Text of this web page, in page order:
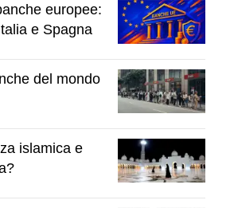
europee:
e Spagna
del mondo
islamica e